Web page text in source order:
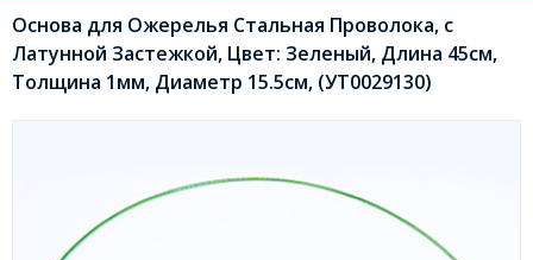
Основа для Ожерелья Стальная Проволока, с
Латунной Застежкой, Цвет: Зеленый, Длина 45см,
Толщина 1мм, Диаметр 15.5см, (УТ0029130)